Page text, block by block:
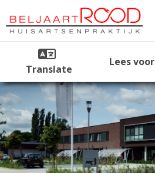
Translate
Lees voor